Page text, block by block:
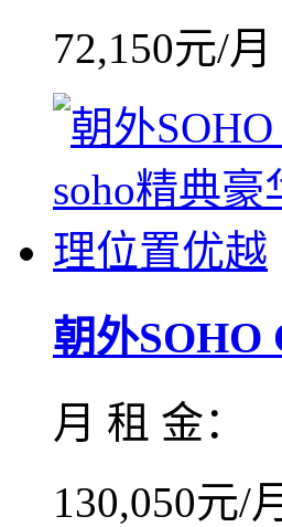
72,150元/月
朝外SOHO
月 租 金：
130,050元/月